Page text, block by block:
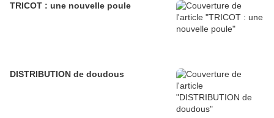
TRICOT : une nouvelle poule
DISTRIBUTION de doudous